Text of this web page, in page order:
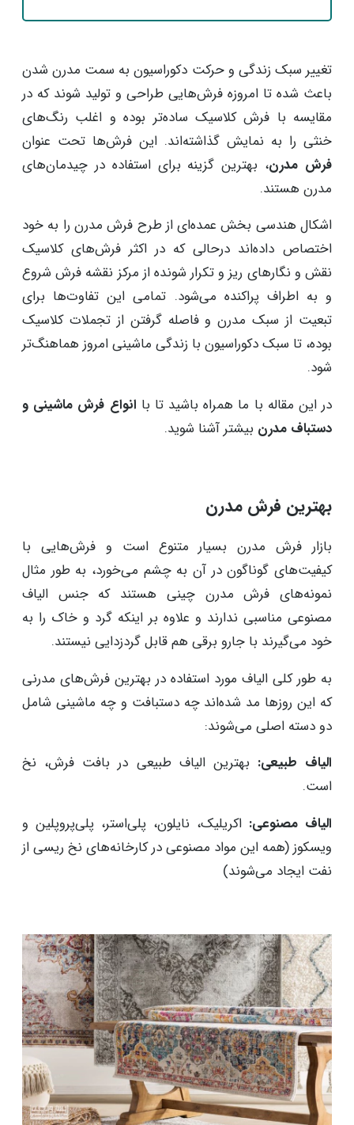
تغییر سبک زندگی و حرکت دکوراسیون به سمت مدرن شدن
باعث شده تا امروزه فرش‌هایی طراحی و تولید شوند که در
مقایسه با فرش کلاسیک ساده‌تر بوده و اغلب رنگ‌های
خنثی را به نمایش گذاشته‌اند. این فرش‌ها تحت عنوان
فرش مدرن، بهترین گزینه برای استفاده در چیدمان‌های
مدرن هستند.
اشکال هندسی بخش عمده‌ای از طرح فرش مدرن را به خود
اختصاص داده‌اند درحالی که در اکثر فرش‌های کلاسیک
نقش و نگارهای ریز و تکرار شونده از مرکز نقشه فرش شروع
و به اطراف پراکنده می‌شود. تمامی این تفاوت‌ها برای
تبعیت از سبک مدرن و فاصله گرفتن از تجملات کلاسیک
بوده، تا سبک دکوراسیون با زندگی ماشینی امروز هماهنگ‌تر
شود.
در این مقاله با ما همراه باشید تا باانواع فرش ماشینی و
دستباف مدرنبیشتر آشنا شوید.
بهترین فرش مدرن
بازار فرش مدرن بسیار متنوع است و فرش‌هایی با
کیفیت‌های گوناگون در آن به چشم می‌خورد، به طور مثال
نمونه‌های فرش مدرن چینی هستند که جنس الیاف
مصنوعی مناسبی ندارند و علاوه‌ بر اینکه گرد و خاک را به
خود می‌گیرند با جارو برقی هم قابل گردزدایی نیستند.
به طور کلی الیاف مورد استفاده در بهترین فرش‌های مدرنی
که این روزها مد شده‌اند چه دستبافت و چه ماشینی شامل
دو دسته اصلی می‌شوند:
الیاف طبیعی:بهترین الیاف طبیعی در بافت فرش، نخ
است.
الیاف مصنوعی:اکریلیک، نایلون، پلی‌استر، پلی‌پروپلین و
ویسکوز (همه این مواد مصنوعی در کارخانه‌های نخ ریسی از
نفت ایجاد می‌شوند)